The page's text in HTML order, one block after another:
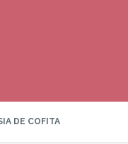
DE COFITA